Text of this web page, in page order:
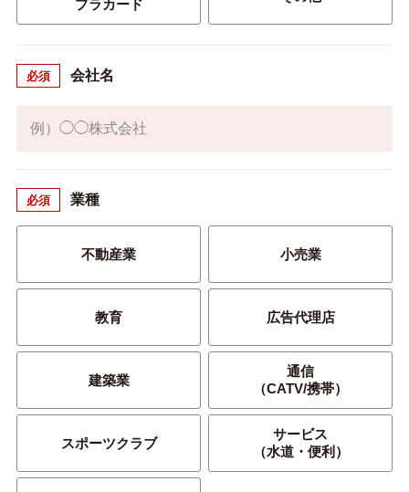
プラカード
必須 会社名
必須 業種
不動産業 小売業
教育 広告代理店
建築業
通信
（CATV/携帯）
スポーツクラブ
サービス
（水道・便利）